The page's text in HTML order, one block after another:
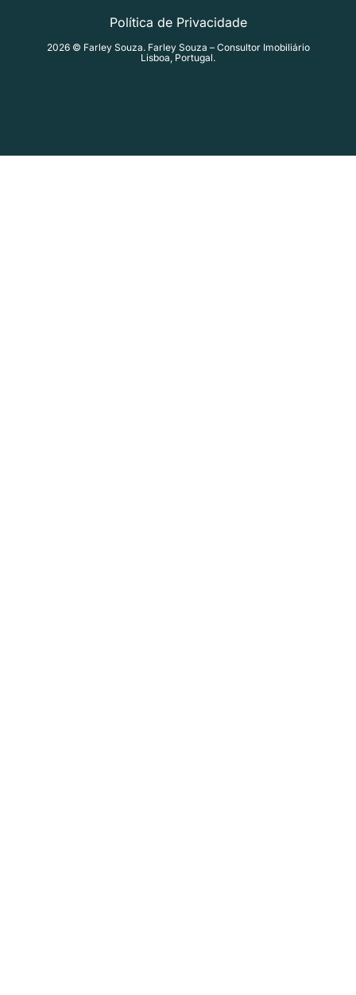
Política de Privacidade
2026 © Farley Souza. Farley Souza – Consultor Imobiliário
Lisboa, Portugal.